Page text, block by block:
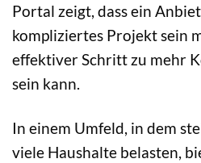
Portal zeigt, dass ein
kompliziertes Projekt sein
effektiver Schritt zu mehr
sein kann.
In einem Umfeld, in dem
viele Haushalte belasten,